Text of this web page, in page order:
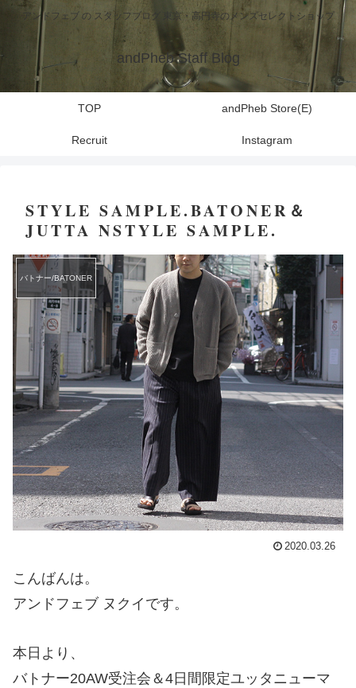
アンドフェブ の スタッフブログ 東京・高円寺のメンズセレクトショップ
andPheb Staff Blog
TOP andPheb Store(E)
Recruit Instagram
STYLE SAMPLE.BATONER＆
JUTTA NSTYLE SAMPLE.
バトナー/BATONER
2020.03.26
こんばんは。
アンドフェブ ヌクイです。
本日より、
バトナー20AW受注会＆4日間限定ユッタニューマ